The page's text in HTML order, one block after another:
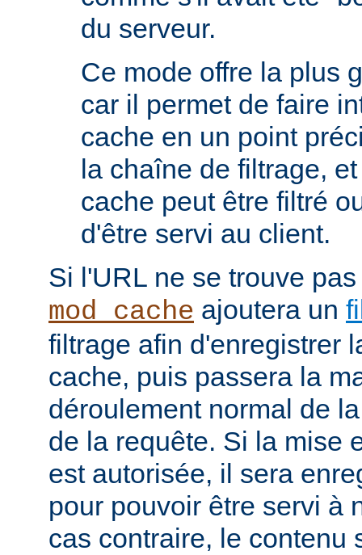
du serveur.
Ce mode offre la plus
car il permet de faire
cache en un point
la chaîne de filtrage,
cache peut être filtré
d'être servi au client.
Si l'URL ne se trouve
mod_cache ajoutera un
filtrage afin d'enregistrer
cache, puis passera la
déroulement normal de
de la requête. Si la mise
est autorisée, il sera
pour pouvoir être servi à
cas contraire, le contenu